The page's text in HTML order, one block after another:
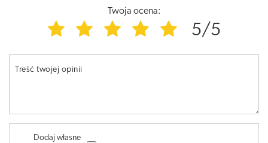
Twoja ocena:
5/5
Treść twojej opinii
Dodaj własne